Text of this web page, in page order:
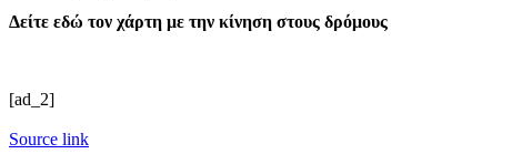
Δείτε εδώ τον χάρτη με την κίνηση στους δρόμους
[ad_2]
Source link